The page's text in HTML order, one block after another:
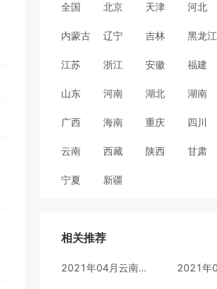
全国 北京 天津 河北
内蒙古 辽宁 吉林 黑龙江
江苏 浙江 安徽 福建
山东 河南 湖北 湖南
广西 海南 重庆 四川
云南 西藏 陕西 甘肃
宁夏 新疆
相关推荐
2021年04月云南自考汉语言文学(本科)专业考试时间(05010100)